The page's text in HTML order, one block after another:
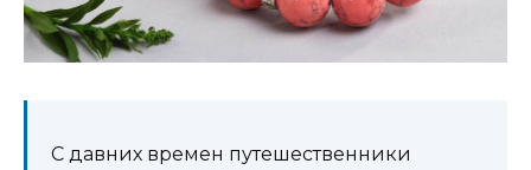
С давних времен путешественники